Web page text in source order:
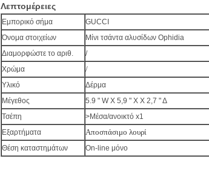
Λεπτομέρειες
Εμπορικό σήμα
GUCCI
Όνομα στοιχείων
Μίνι τσάντα αλυσίδων Ophidia
Διαμορφώστε το αριθ.
/
Χρώμα
/
Υλικό
Δέρμα
Μέγεθος
5.9 " W Χ 5,9 " Χ Χ 2,7 " Δ
Τσέπη
>Μέσα/ανοικτό x1
Εξαρτήματα
Αποσπάσιμο λουρί
Θέση καταστημάτων On-line μόνο